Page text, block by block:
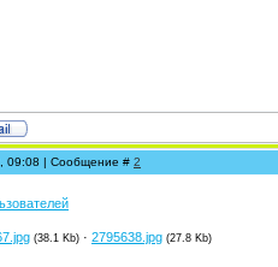
09:08 | Сообщение # 2
(38.1 Kb) · 2795638.jpg (27.8 Kb)